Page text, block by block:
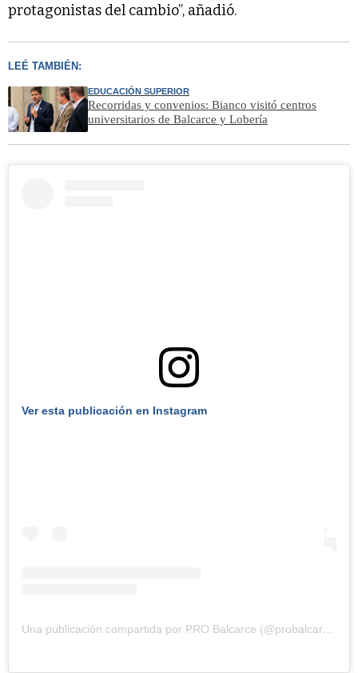
protagonistas del cambio”, añadió.
LEÉ TAMBIÉN:
EDUCACIÓN SUPERIOR
Recorridas y convenios: Bianco visitó centros
universitarios de Balcarce y Lobería
Ver esta publicación en Instagram
Una publicación compartida por PRO Balcarce (@probalcarceok)